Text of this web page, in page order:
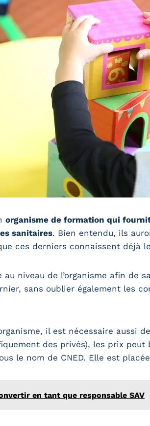
organisme de formation qui
sanitaires. Bien entendu, ils
ces derniers connaissent déjà
niveau de l’organisme afin de
sans oublier également les
il est nécessaire aussi
des privés), les prix
le nom de CNED. Elle est
en tant que responsable SAV